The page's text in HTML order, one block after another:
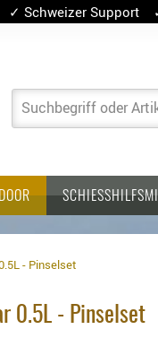
✓ Schweizer
Suchbegriff oder
- Pinselset
0.5L - Pinselset